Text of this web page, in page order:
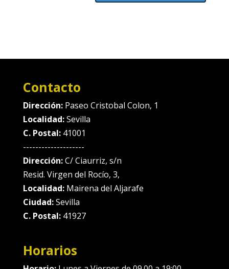
Contacto
Dirección: Paseo Cristobal Colon, 1
Localidad:Sevilla
C. Postal:41001
--------------------
Dirección:C/ Ciaurriz, s/n
Resid. Virgen del Rocío, 3,
Localidad:Mairena del Aljarafe
Ciudad:Sevilla
C. Postal:41927
Horarios